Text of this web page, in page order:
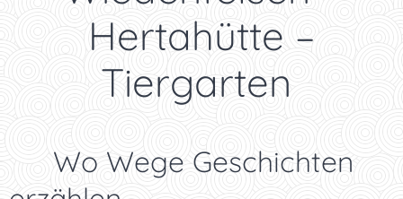
Hertahütte –
Tiergarten
✨ Wo Wege Geschichten